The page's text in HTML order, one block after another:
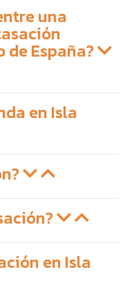
una
España?
en Isla
en Isla